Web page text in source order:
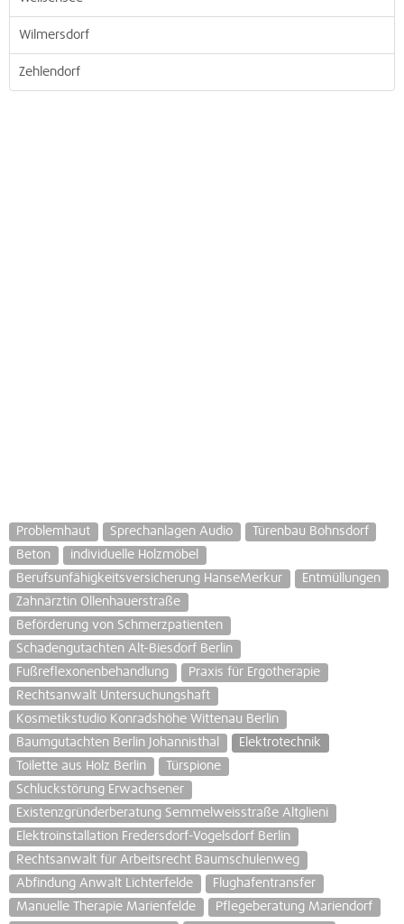
Wilmersdorf
Zehlendorf
Problemhaut Sprechanlagen Audio
Türenbau Bohnsdorf
Beton
individuelle Holzmöbel
Berufsunfähigkeitsversicherung HanseMerkur
Entmüllungen
Zahnärztin Ollenhauerstraße
Beförderung von Schmerzpatienten
Schadengutachten Alt-Biesdorf Berlin
Fußreflexonenbehandlung
Praxis für Ergotherapie
Rechtsanwalt Untersuchungshaft
Kosmetikstudio Konradshöhe Wittenau Berlin
Baumgutachten Berlin Johannisthal
Elektrotechnik
Toilette aus Holz Berlin
Türspione
Schluckstörung Erwachsener
Existenzgründerberatung Semmelweisstraße Altglieni
Elektroinstallation Fredersdorf-Vogelsdorf Berlin
Rechtsanwalt für Arbeitsrecht Baumschulenweg
Abfindung Anwalt Lichterfelde
Flughafentransfer
Manuelle Therapie Marienfelde
Pflegeberatung Mariendorf